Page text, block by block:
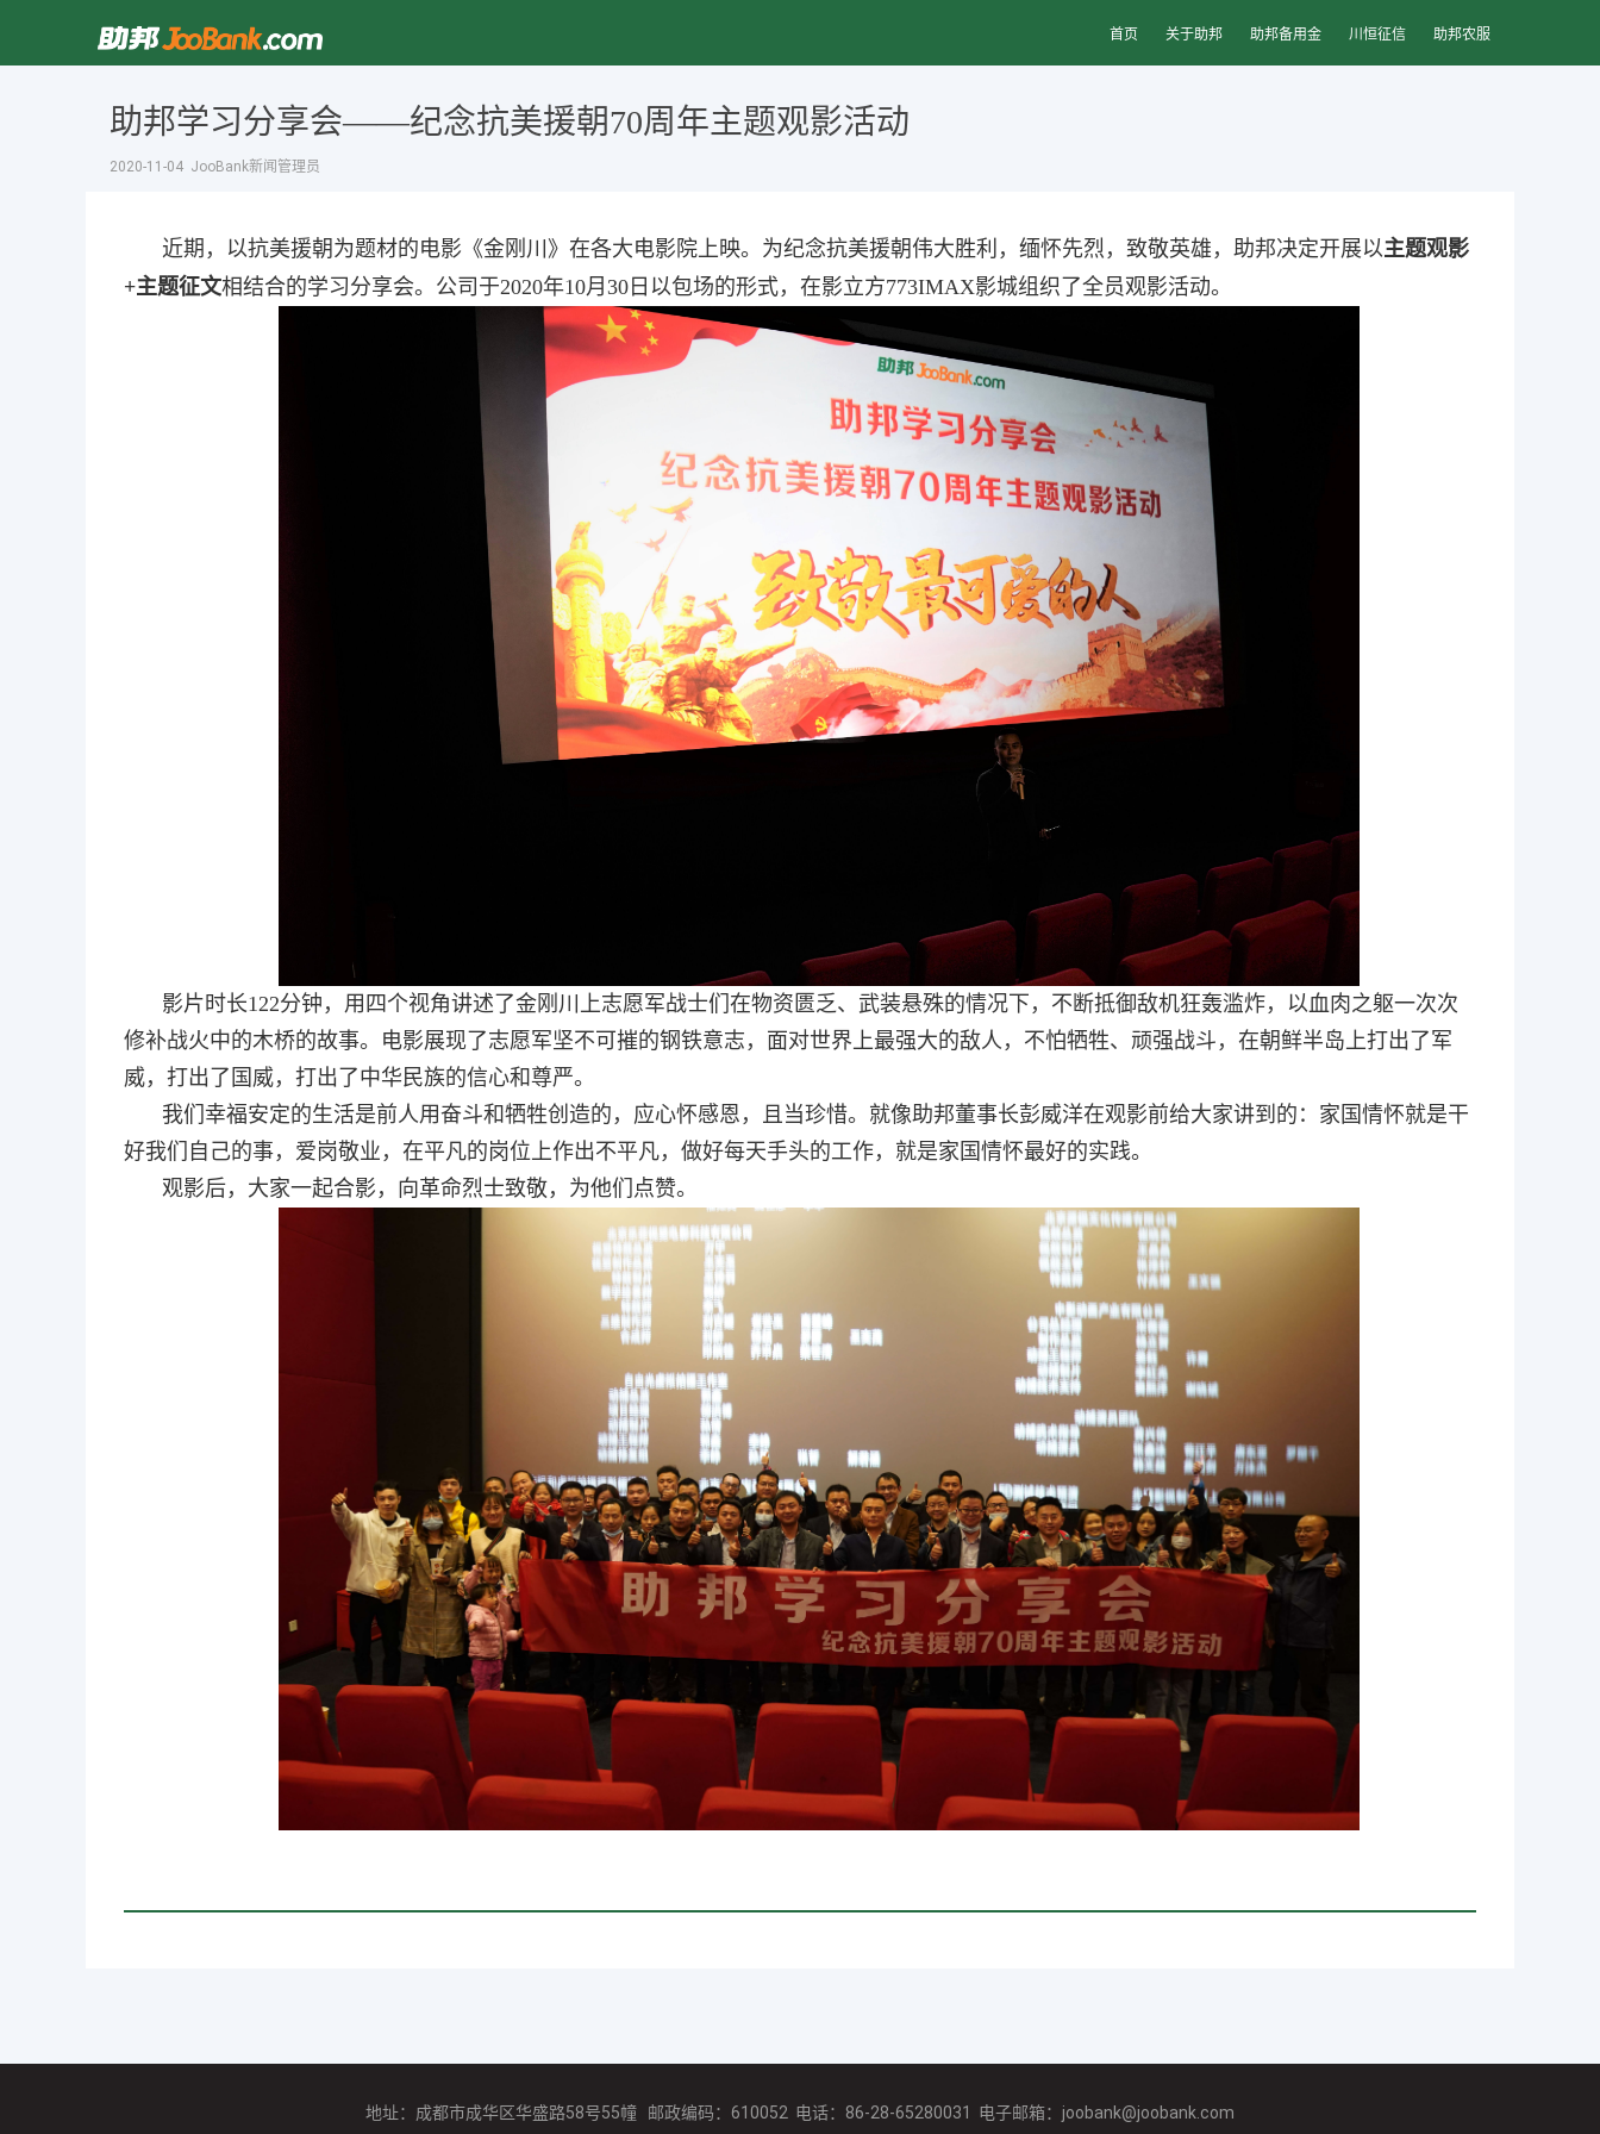
首页 关于助邦 助邦备用金 川恒征信 助邦农服
助邦学习分享会——纪念抗美援朝70周年主题观影活动
2020-11-04 JooBank新闻管理员
近期，以抗美援朝为题材的电影《金刚川》在各大电影院上映。为纪念抗美援朝伟大胜利，缅怀先烈，致敬英雄，助邦决定开展以主题观影
+主题征文相结合的学习分享会。公司于2020年10月 30 日以包场的形式，在影立方773IMAX影城组织了全员观影活动。
影片时长122分钟，用四个视角讲述了金刚川上志愿军战士们在物资匮乏、武装悬殊的情况下，不断抵御敌机狂轰滥炸，以血肉之躯一次次
修补战火中的木桥的故事。电影展现了志愿军坚不可摧的钢铁意志，面对世界上最强大的敌人，不怕牺牲、顽强战斗，在朝鲜半岛上打出了军
威，打出了国威，打出了中华民族的信心和尊严。
我们幸福安定的生活是前人用奋斗和牺牲创造的，应心怀感恩，且当珍惜。就像助邦董事长彭威洋在观影前给大家讲到的：家国情怀就是干
好我们自己的事，爱岗敬业，在平凡的岗位上作出不平凡，做好每天手头的工作，就是家国情怀最好的实践。
观影后，大家一起合影，向革命烈士致敬，为他们点赞。
地址：成都市成华区华盛路58号55幢 邮政编码：610052 电话：86-28-65280031 电子邮箱：joobank@joobank.com